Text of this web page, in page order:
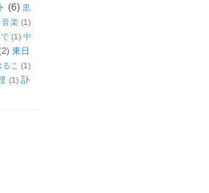
(6) 黒
音楽 (1)
(1) 中
東日
こ (1)
(1) 訃